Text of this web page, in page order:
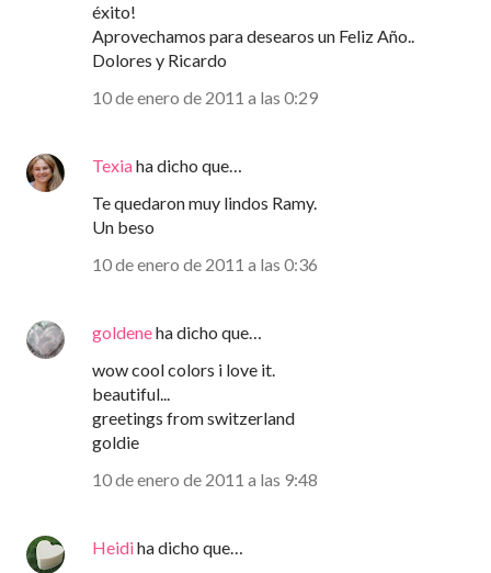
éxito!
Aprovechamos para desearos un Feliz Año..
Dolores y Ricardo
10 de enero de 2011 a las 0:29
Texiaha dicho que…
Te quedaron muy lindos Ramy.
Un beso
10 de enero de 2011 a las 0:36
goldeneha dicho que…
wow cool colors i love it.
beautiful...
greetings from switzerland
goldie
10 de enero de 2011 a las 9:48
Heidiha dicho que…